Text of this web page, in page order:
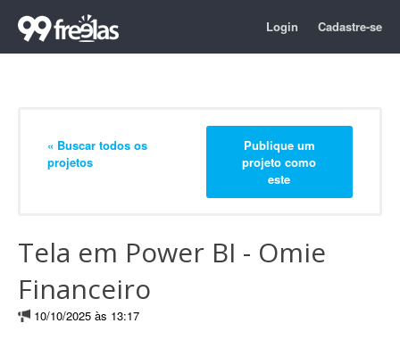
Login Cadastre-se
« Buscar todos os
projetos
Publique um
projeto como
este
Tela em Power BI - Omie
Financeiro
10/10/2025 às 13:17